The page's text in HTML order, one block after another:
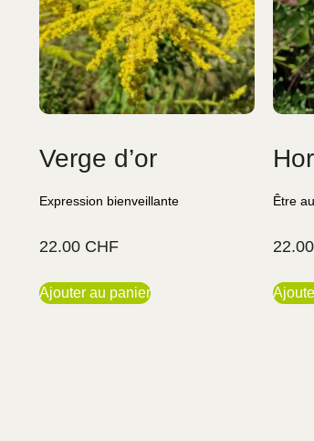
Verge d’or
Expression bienveillante
22.00 CHF
Ajouter au panier
Être
22.00